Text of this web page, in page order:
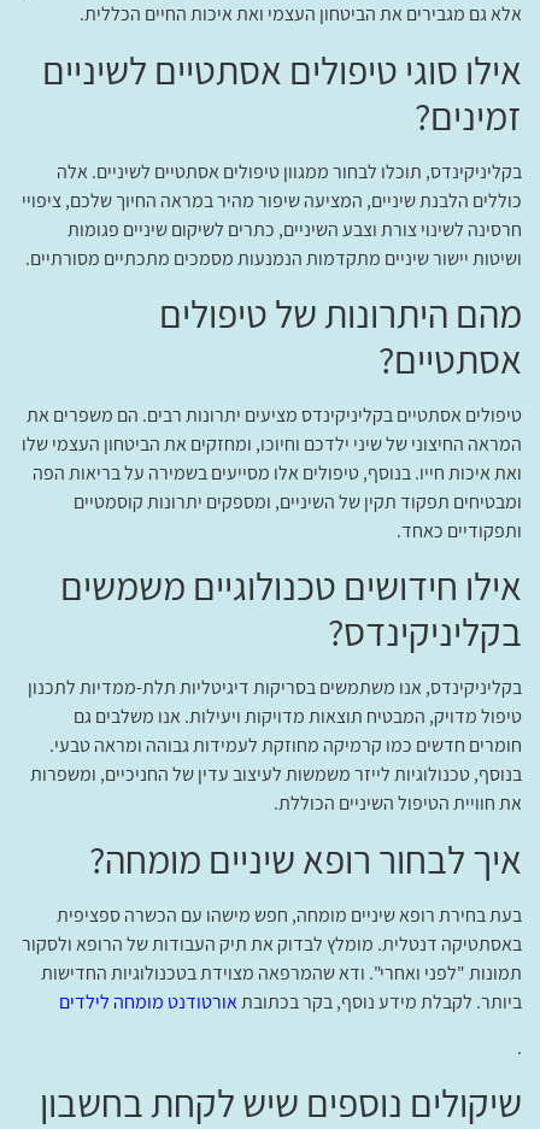
אלא גם מגבירים את הביטחון העצמי ואת איכות החיים הכללית.
אילו סוגי טיפולים אסתטיים לשיניים
זמינים?
בקליניקינדס, תוכלו לבחור ממגוון טיפולים אסתטיים לשיניים. אלה
כוללים הלבנת שיניים, המציעה שיפור מהיר במראה החיוך שלכם, ציפויי
חרסינה לשינוי צורת וצבע השיניים, כתרים לשיקום שיניים פגומות
ושיטות יישור שיניים מתקדמות הנמנעות מסמכים מתכתיים מסורתיים.
מהם היתרונות של טיפולים
אסתטיים?
טיפולים אסתטיים בקליניקינדס מציעים יתרונות רבים. הם משפרים את
המראה החיצוני של שיני ילדכם וחיוכו, ומחזקים את הביטחון העצמי שלו
ואת איכות חייו. בנוסף, טיפולים אלו מסייעים בשמירה על בריאות הפה
ומבטיחים תפקוד תקין של השיניים, ומספקים יתרונות קוסמטיים
ותפקודיים כאחד.
אילו חידושים טכנולוגיים משמשים
בקליניקינדס?
בקליניקינדס, אנו משתמשים בסריקות דיגיטליות תלת-ממדיות לתכנון
טיפול מדויק, המבטיח תוצאות מדויקות ויעילות. אנו משלבים גם
חומרים חדשים כמו קרמיקה מחוזקת לעמידות גבוהה ומראה טבעי.
בנוסף, טכנולוגיות לייזר משמשות לעיצוב עדין של החניכיים, ומשפרות
את חוויית הטיפול השיניים הכוללת.
איך לבחור רופא שיניים מומחה?
בעת בחירת רופא שיניים מומחה, חפש מישהו עם הכשרה ספציפית
באסתטיקה דנטלית. מומלץ לבדוק את תיק העבודות של הרופא ולסקור
תמונות "לפני ואחרי". ודא שהמרפאה מצוידת בטכנולוגיות החדישות
ביותר. לקבלת מידע נוסף, בקר בכתובתאורטודנט מומחה לילדים
.
שיקולים נוספים שיש לקחת בחשבון